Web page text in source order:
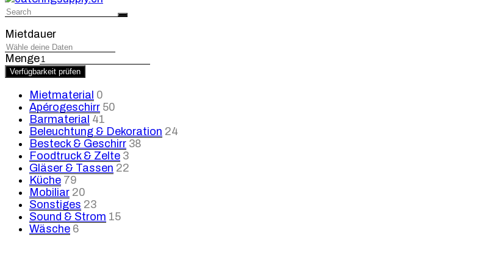
Mietdauer
Menge
Verfügbarkeit prüfen
Mietmaterial 0
Apérogeschirr 50
Barmaterial 41
Beleuchtung & Dekoration 24
Besteck & Geschirr 38
Foodtruck & Zelte 3
Gläser & Tassen 22
Küche 79
Mobiliar 20
Sonstiges 23
Sound & Strom 15
Wäsche 6